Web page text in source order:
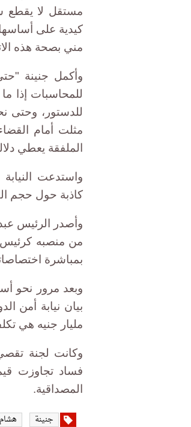
مستقل لا يقطع
كيدية على أساسها
مني بصحة هذه
وأكمل جنينة
للمحاسبات إذا
للدستور،
مثلت أمام
الملفقة يعطي
واستدعت
كاذبة حول حجم
وأصدر الرئيس
من منصبه كرئيس
بمباشرة
وبعد مرور نحو
مليار جنيه هي
وكانت لجنة
المصداقية.
جنينة